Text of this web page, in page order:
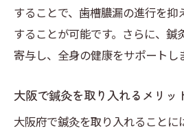
することで、歯槽膿漏の進行を抑
することが可能です。さらに、鍼
寄与し、全身の健康をサポートし
大阪で鍼灸を取り入れるメリッ
大阪府で鍼灸を取り入れることに